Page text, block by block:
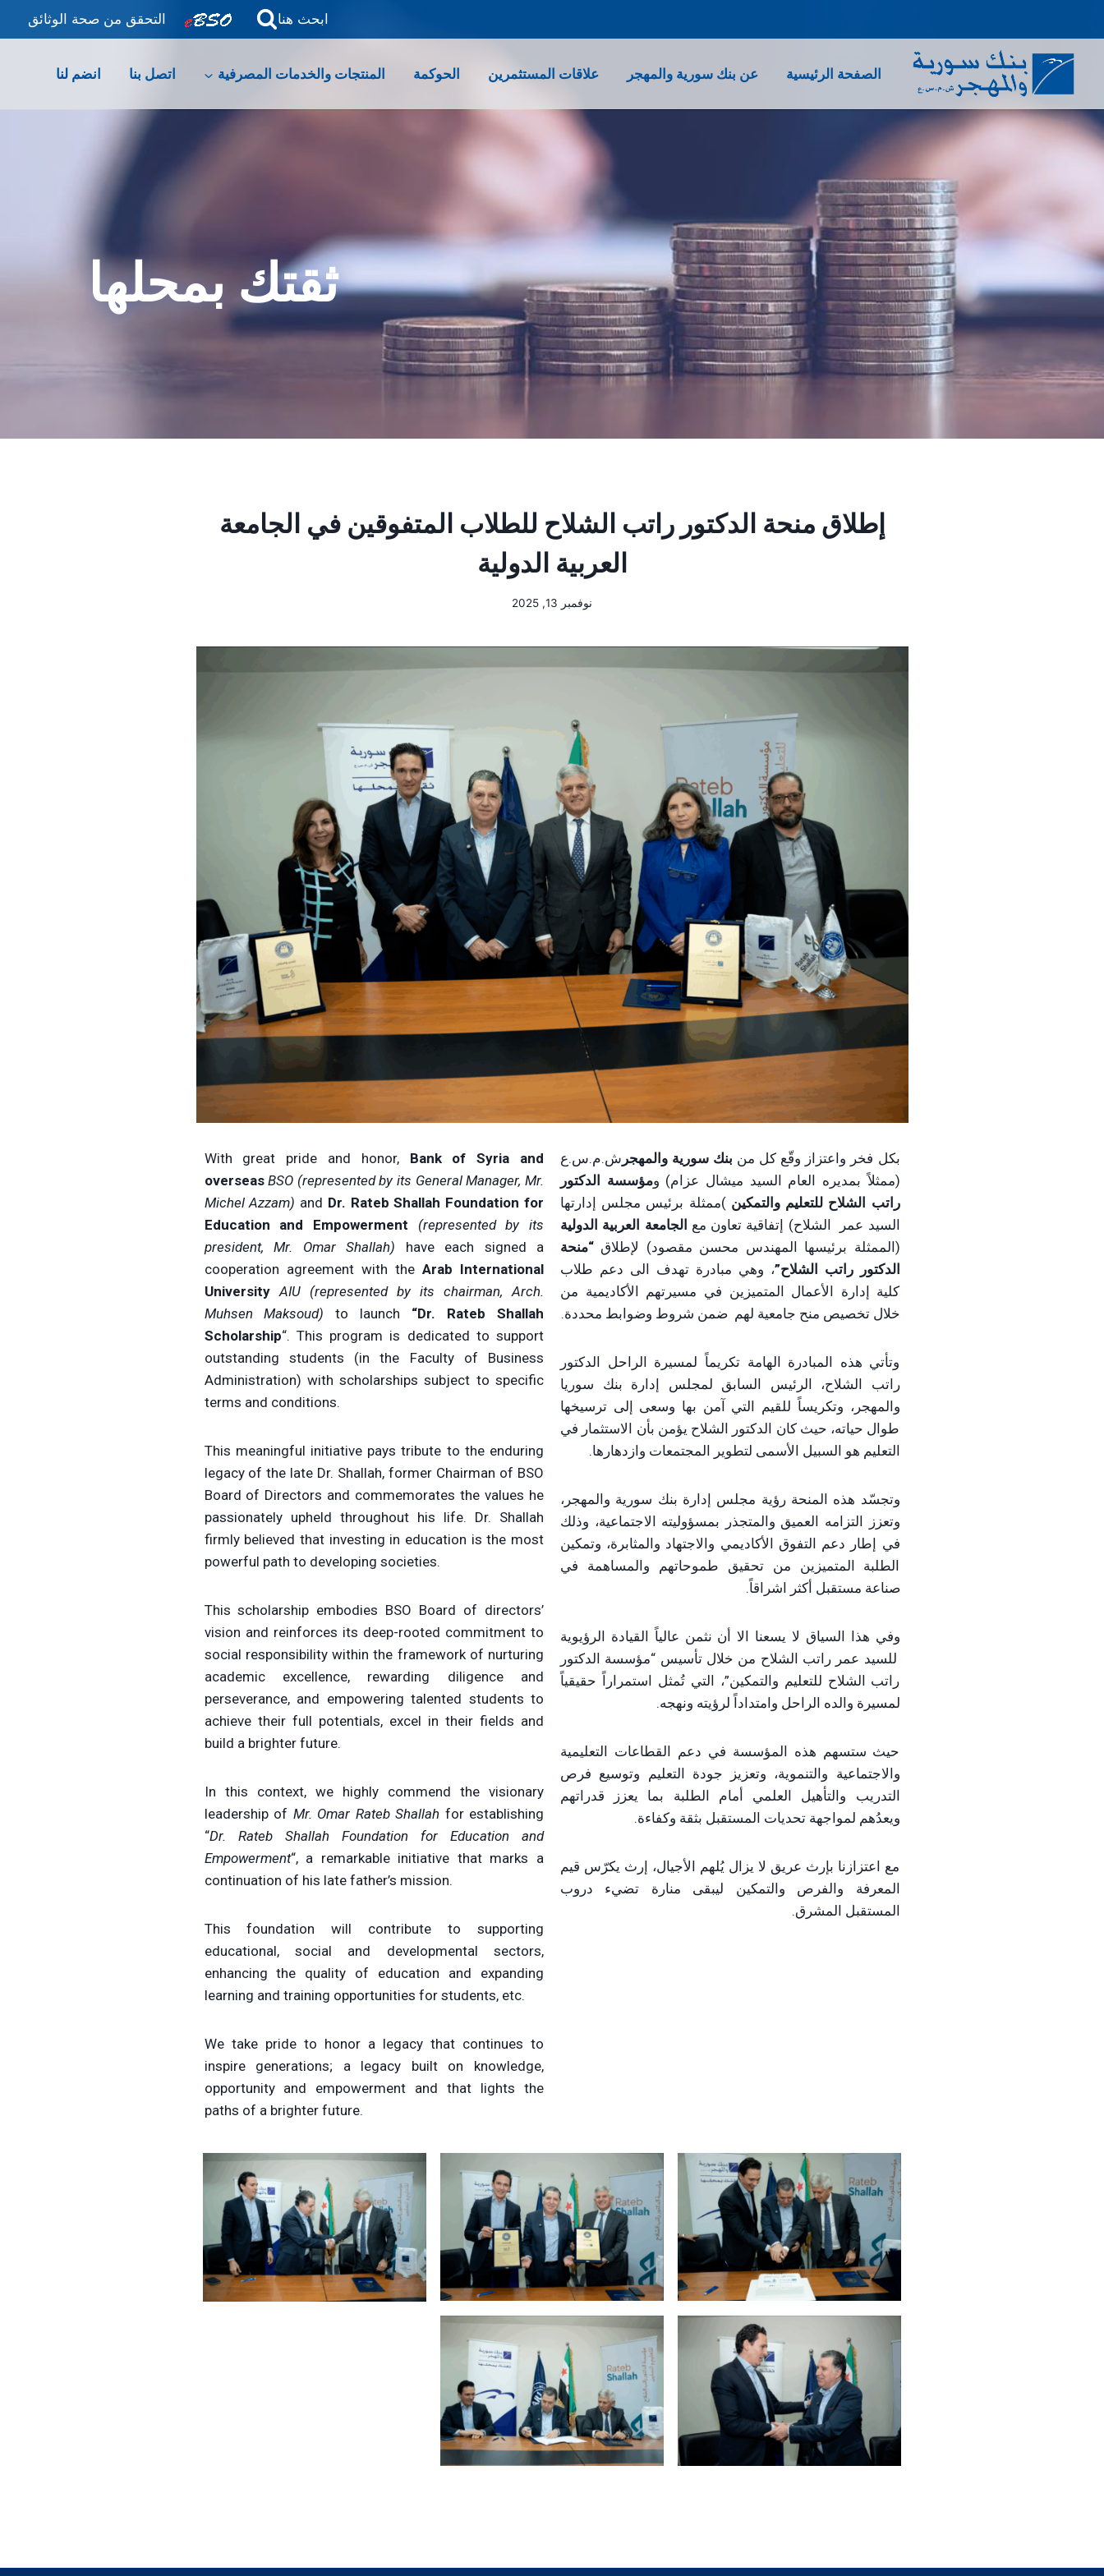
ابحث هنا التحقق من صحة الوثائق
الصفحة الرئيسية عن بنك سورية والمهجر علاقات المستثمرين الحوكمة المنتجات والخدمات المصرفية اتصل بنا انضم لنا
ثقتك بمحلها
إطلاق منحة الدكتور راتب الشلاح للطلاب المتفوقين في الجامعة
العربية الدولية
نوفمبر 13, 2025
بكل فخر واعتزاز وقّع كل من بنك سورية والمهجر ش.م.س.ع
(ممثلاً بمديره العام السيد ميشال عزام) ومؤسسة الدكتور
راتب الشلاح للتعليم والتمكين )ممثلة برئيس مجلس إدارتها
السيد عمر الشلاح) إتفاقية تعاون مع الجامعة العربية الدولية
(الممثلة برئيسها المهندس محسن مقصود) لإطلاق “منحة
الدكتور راتب الشلاح”، وهي مبادرة تهدف الى دعم طلاب
كلية إدارة الأعمال المتميزين في مسيرتهم الأكاديمية من
خلال تخصيص منح جامعية لهم ضمن شروط وضوابط محددة.
وتأتي هذه المبادرة الهامة تكريماً لمسيرة الراحل الدكتور
راتب الشلاح، الرئيس السابق لمجلس إدارة بنك سوريا
والمهجر، وتكريساً للقيم التي آمن بها وسعى إلى ترسيخها
طوال حياته، حيث كان الدكتور الشلاح يؤمن بأن الاستثمار في
التعليم هو السبيل الأسمى لتطوير المجتمعات وازدهارها.
وتجسّد هذه المنحة رؤية مجلس إدارة بنك سورية والمهجر،
وتعزز التزامه العميق والمتجذر بمسؤوليته الاجتماعية، وذلك
في إطار دعم التفوق الأكاديمي والاجتهاد والمثابرة، وتمكين
الطلبة المتميزين من تحقيق طموحاتهم والمساهمة في
صناعة مستقبل أكثر اشراقاً.
وفي هذا السياق لا يسعنا الا أن نثمن عالياً القيادة الرؤيوية
للسيد عمر راتب الشلاح من خلال تأسيس “مؤسسة الدكتور
راتب الشلاح للتعليم والتمكين”، التي تُمثل استمراراً حقيقياً
لمسيرة والده الراحل وامتداداً لرؤيته ونهجه.
حيث ستسهم هذه المؤسسة في دعم القطاعات التعليمية
والاجتماعية والتنموية، وتعزيز جودة التعليم وتوسيع فرص
التدريب والتأهيل العلمي أمام الطلبة بما يعزز قدراتهم
ويعدُهم لمواجهة تحديات المستقبل بثقة وكفاءة.
مع اعتزازنا بإرث عريق لا يزال يُلهم الأجيال، إرث يكرّس قيم
المعرفة والفرص والتمكين ليبقى منارة تضيء دروب
المستقبل المشرق.
With great pride and honor, Bank of Syria and
overseas BSO (represented by its General Manager, Mr.
Michel Azzam) and Dr. Rateb Shallah Foundation for
Education and Empowerment
(represented by its
president, Mr. Omar Shallah) have each signed a
cooperation agreement with the Arab International
University AIU
(represented by its chairman, Arch.
Muhsen Maksoud) to launch “Dr. Rateb Shallah
Scholarship“. This program is dedicated to support
outstanding students (in the Faculty of Business
Administration) with scholarships subject to specific
terms and conditions.
This meaningful initiative pays tribute to the enduring
legacy of the late Dr. Shallah, former Chairman of BSO
Board of Directors and commemorates the values he
passionately upheld throughout his life. Dr. Shallah
firmly believed that investing in education is the most
powerful path to developing societies.
This scholarship embodies BSO Board of directors’
vision and reinforces its deep-rooted commitment to
social responsibility within the framework of nurturing
academic excellence, rewarding diligence and
perseverance, and empowering talented students to
achieve their full potentials, excel in their fields and
build a brighter future.
In this context, we highly commend the visionary
leadership of Mr. Omar Rateb Shallah for establishing
“Dr. Rateb Shallah Foundation for Education and
Empowerment“, a remarkable initiative that marks a
continuation of his late father’s mission.
This foundation will contribute to supporting
educational, social and developmental sectors,
enhancing the quality of education and expanding
learning and training opportunities for students, etc.
We take pride to honor a legacy that continues to
inspire generations; a legacy built on knowledge,
opportunity and empowerment and that lights the
paths of a brighter future.